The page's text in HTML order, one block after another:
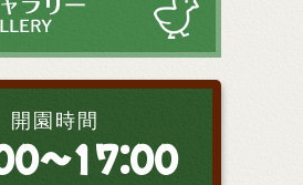
開園時間
～17:00